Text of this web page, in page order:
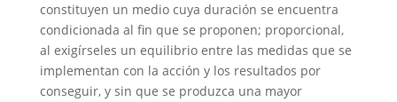
constituyen un medio cuya duración se encuentra
condicionada al fin que se proponen; proporcional,
al exigírseles un equilibrio entre las medidas que se
implementan con la acción y los resultados por
conseguir, y sin que se produzca una mayor